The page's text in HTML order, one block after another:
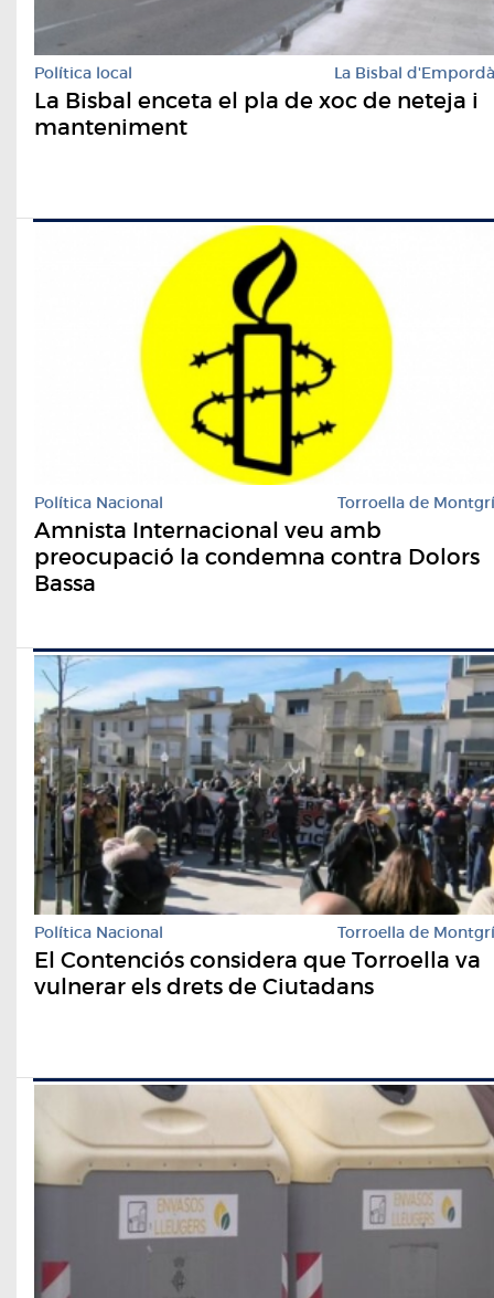
Política local La Bisbal d'Empordà
La Bisbal enceta el pla de xoc de neteja i
manteniment
Política Nacional Torroella de Montgrí
Amnista Internacional veu amb
preocupació la condemna contra Dolors
Bassa
Política Nacional Torroella de Montgrí
El Contenciós considera que Torroella va
vulnerar els drets de Ciutadans